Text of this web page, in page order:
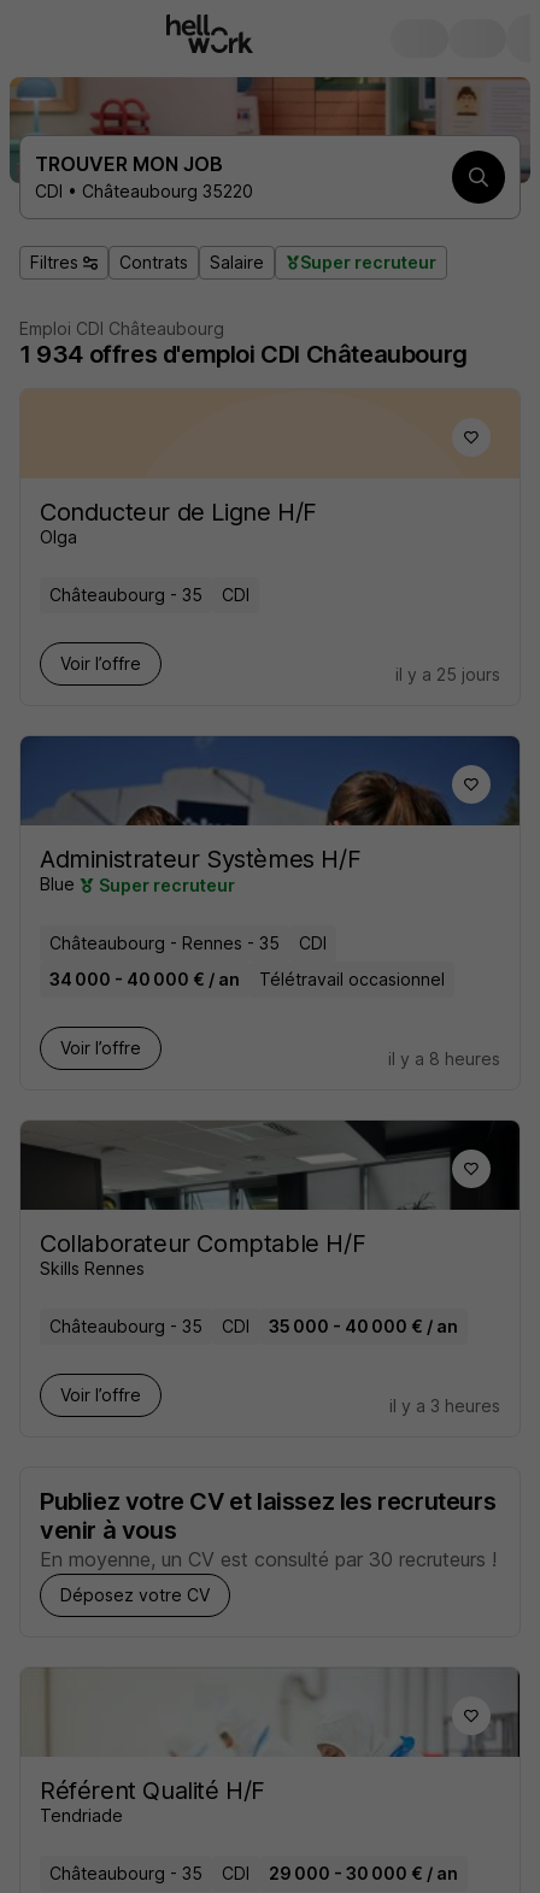
TROUVER MON JOB
CDI • Châteaubourg 35220
Filtres Contrats Salaire Super recruteur
Emploi CDI Châteaubourg
1 934 offres d'emploi CDI Châteaubourg
Conducteur de Ligne H/F
Olga
Châteaubourg - 35 CDI
Voir l’offre
il y a 25 jours
Administrateur Systèmes H/F
Blue Super recruteur
Châteaubourg - Rennes - 35
CDI
34 000 - 40 000 € / an
Télétravail occasionnel
Voir l’offre
il y a 8 heures
Collaborateur Comptable H/F
Skills Rennes
Châteaubourg - 35 CDI 35 000 - 40 000 € / an
Voir l’offre
il y a 3 heures
Publiez votre CV et laissez les recruteurs
venir à vous
En moyenne, un CV est consulté par 30 recruteurs !
Déposez votre CV
Référent Qualité H/F
Tendriade
Châteaubourg - 35 CDI 29 000 - 30 000 € / an